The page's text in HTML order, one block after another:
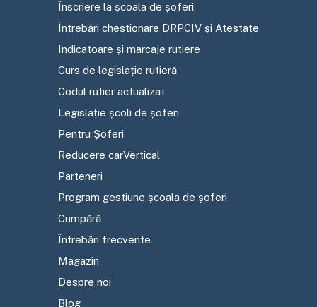
Înscriere la școala de șoferi
Întrebări chestionare DRPCIV și Atestate
Indicatoare și marcaje rutiere
Curs de legislație rutieră
Codul rutier actualizat
Legislație școli de șoferi
Pentru Șoferi
Reducere carVertical
Parteneri
Program gestiune școala de șoferi
Cumpără
Întrebări frecvente
Magazin
Despre noi
Blog